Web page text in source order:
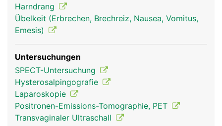
Harndrang
Übelkeit (Erbrechen, Brechreiz, Nausea, Vomitus,
Emesis)
Untersuchungen
SPECT-Untersuchung
Hysterosalpingografie
Laparoskopie
Positronen-Emissions-Tomographie, PET
Transvaginaler Ultraschall